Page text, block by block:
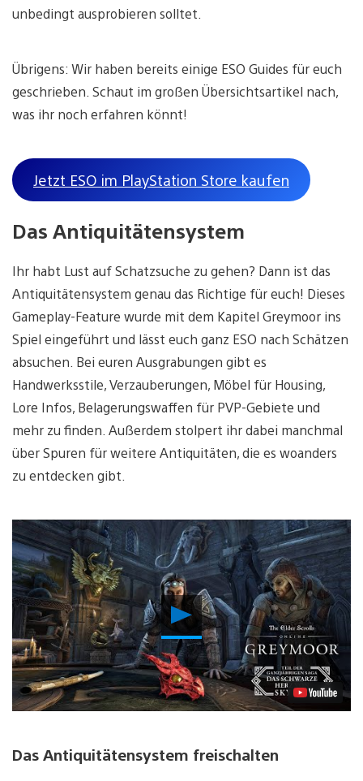
unbedingt ausprobieren solltet.
Übrigens: Wir haben bereits einige ESO Guides für euch
geschrieben. Schaut im großen Übersichtsartikel nach,
was ihr noch erfahren könnt!
Jetzt ESO im PlayStation Store kaufen
Das Antiquitätensystem
Ihr habt Lust auf Schatzsuche zu gehen? Dann ist das
Antiquitätensystem genau das Richtige für euch! Dieses
Gameplay-Feature wurde mit dem Kapitel Greymoor ins
Spiel eingeführt und lässt euch ganz ESO nach Schätzen
absuchen. Bei euren Ausgrabungen gibt es
Handwerksstile, Verzauberungen, Möbel für Housing,
Lore Infos, Belagerungswaffen für PVP-Gebiete und
mehr zu finden. Außerdem stolpert ihr dabei manchmal
über Spuren für weitere Antiquitäten, die es woanders
zu entdecken gibt.
Video
abspielen
Das Antiquitätensystem freischalten